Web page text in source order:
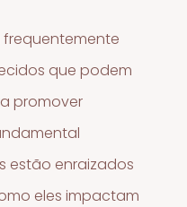
que podem
promover
estão enraizados
eles impactam